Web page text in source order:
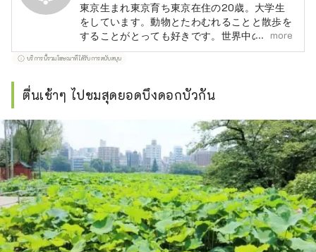
東京生まれ東京育ち東京在住の20歳。大学生
をしています。動物とたわむれることと散歩を
することがとっても好きです。世界中の野生の
動物に会いに行ったり、世界中の街を散歩しに
行ったり、いつかできたらいいなぁ、なーんて
more
บริการนี้รวมโฆษณาที่ได้รับการสนับสนุน
ตื่นเช้าๆ ไปชมสุดยอดบึงดอกบัวกัน